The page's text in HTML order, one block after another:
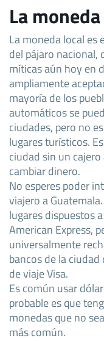
La
La moneda local es
del pájaro nacional,
míticas aún hoy en
ampliamente
mayoría de los
automáticos se
ciudades, pero no
lugares turísticos.
ciudad sin un
cambiar dinero.
No esperes poder
viajero a
lugares dispuestos
American Express,
universalmente
bancos de la
de viaje Visa.
Es común usar
probable es que
monedas que no
más común.